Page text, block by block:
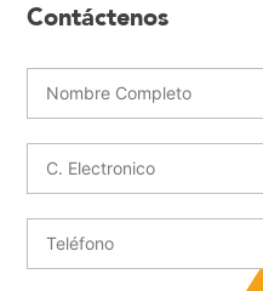
Contáctenos